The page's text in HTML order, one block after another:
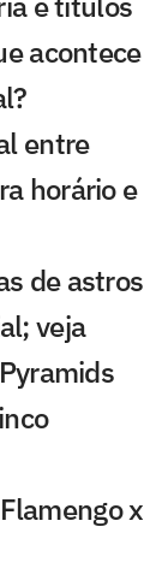
acontece
entre
horário e
de astros
veja
x